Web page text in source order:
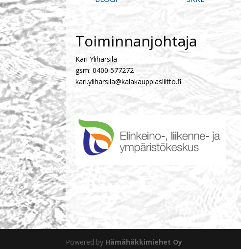
Toiminnanjohtaja
Kari Ylihärsilä
gsm: 0400 577272
kari.yliharsila@kalakauppiasliitto.fi
Powered by Hämähäkkimiehet Oy